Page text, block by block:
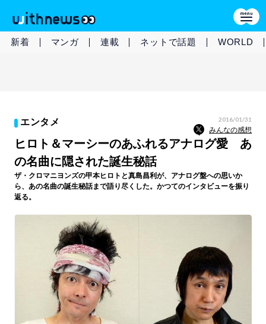
新着 マンガ 連載 ネットで話題 WORLD
エンタメ 2016/01/31
みんなの感想
ヒロト＆マーシーのあふれるアナログ愛 あ
の名曲に隠された誕生秘話
ザ・クロマニヨンズの甲本ヒロトと真島昌利が、アナログ盤への思いか
ら、あの名曲の誕生秘話まで語り尽くした。かつてのインタビューを振り
返る。